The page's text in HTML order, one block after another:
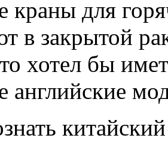
краны для
в закрытой
хотел бы
английские